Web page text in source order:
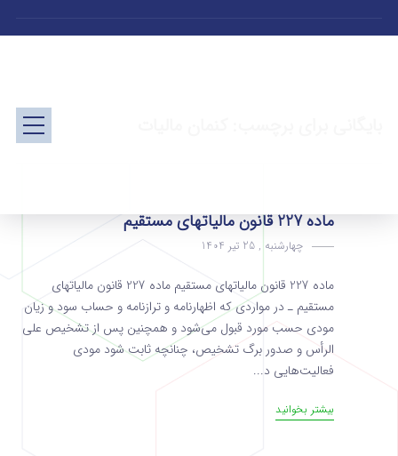
ماده 227 قانون مالیاتهای مستقیم
چهارشنبه , 25 تیر 1404
ماده 227 قانون مالیاتهای مستقیم ماده 227 قانون مالیاتهای
مستقیم ـ در مواردی که اظهارنامه و ترازنامه و حساب سود و زیان
مودی حسب مورد قبول می‌شود و همچنین پس از تشخیص‌ علی
الرأس و صدور برگ تشخیص‌، چنانچه ثابت شود مودی‌
فعالیت‌هایی د...
بیشتر بخوانید